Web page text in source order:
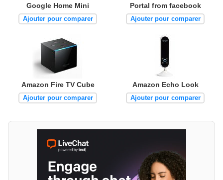
Google Home Mini
Ajouter pour comparer
Portal from facebook
Ajouter pour comparer
Amazon Fire TV Cube
Ajouter pour comparer
Amazon Echo Look
Ajouter pour comparer